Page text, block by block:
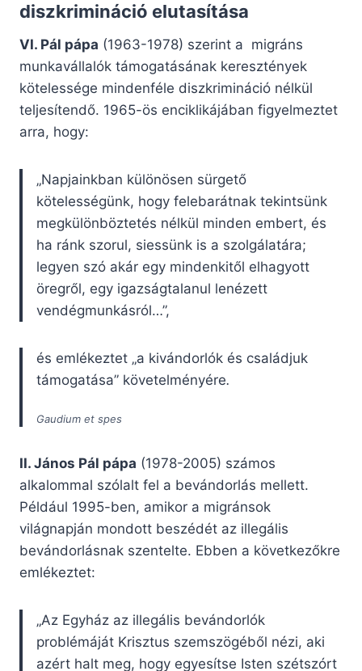
diszkrimináció elutasítása
VI. Pál pápa (1963-1978) szerint a migráns
munkavállalók támogatásának keresztények
kötelessége mindenféle diszkrimináció nélkül
teljesítendő. 1965-ös enciklikájában figyelmeztet
arra, hogy:
„Napjainkban különösen sürgető
kötelességünk, hogy felebarátnak tekintsünk
megkülönböztetés nélkül minden embert, és
ha ránk szorul, siessünk is a szolgálatára;
legyen szó akár egy mindenkitől elhagyott
öregről, egy igazságtalanul lenézett
vendégmunkásról…”,
és emlékeztet „a kivándorlók és családjuk
támogatása” követelményére.
Gaudium et spes
II. János Pál pápa (1978-2005) számos
alkalommal szólalt fel a bevándorlás mellett.
Például 1995-ben, amikor a migránsok
világnapján mondott beszédét az illegális
bevándorlásnak szentelte. Ebben a következőkre
emlékeztet:
„Az Egyház az illegális bevándorlók
problémáját Krisztus szemszögéből nézi, aki
azért halt meg, hogy egyesítse Isten szétszórt